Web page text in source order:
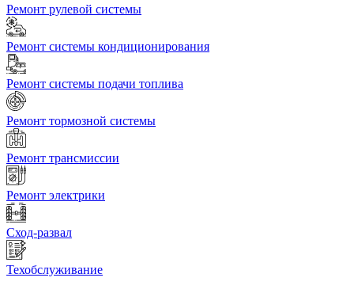
Ремонт рулевой системы
Ремонт системы кондиционирования
Ремонт системы подачи топлива
Ремонт тормозной системы
Ремонт трансмиссии
Ремонт электрики
Сход-развал
Техобслуживание